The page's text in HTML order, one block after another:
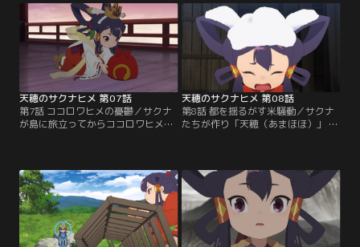
関わろうとする真っすぐなゆいを見
たサクナはきっと恋に違いないと、
愛読書である「片恋物語」を参考に
ゆいを応援しようとするのだった。
濁り様子がおかしい。多くの鬼が火
山に向かっていたという報告もあ
り、サクナは火山に向かうことに。
火山の麓に着くと「憎い、憎い」と
声が聞こえる。鬼たちの亡骸に背を
向けた先に現れたのは…
天穂のサクナヒメ 第07話
第7話 ココロワヒメの憂鬱／サクナ
が島に旅立ってからココロワヒメの
時呼び戻されると聞いて動揺する自
分に気づく。サクナは、ヒノエ島で
の活動の報告のため、都に一時戻る
ことになっていたのだ。その後、
久々のココロワとの再会にはしゃぐ
サクナだったが…。
天穂のサクナヒメ 第08話
第8話 都を揺るがす米騒動／サクナ
たちが作り「天穂（あまほほ）」 と
す危険な米だと流通を禁じられてい
ることを告げる。サクナ達は、自分
たちの米の評判に傷をつけようとし
た者が米に細工をしているのを察す
ると、更にココロワヒメにその嫌疑
がかけられていると知る。